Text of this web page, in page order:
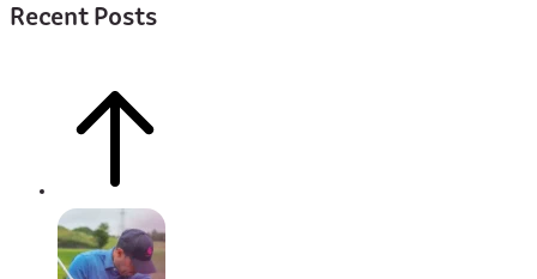
Recent Posts